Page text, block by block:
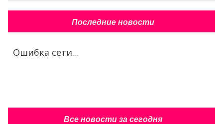
Последние новости
Ошибка сети...
Все новости за сегодня